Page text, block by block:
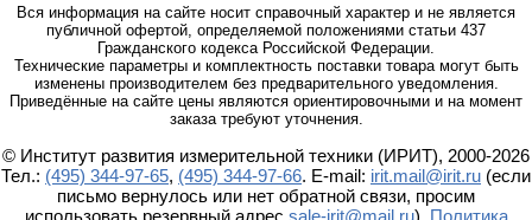
Вся информация на сайте носит справочный характер и не является
публичной офертой, определяемой положениями статьи 437
Гражданского кодекса Российской Федерации.
Технические параметры и комплектность поставки товара могут быть
изменены производителем без предварительного уведомления.
Приведённые на сайте цены являются ориентировочными и на момент
заказа требуют уточнения.
© Институт развития измерительной техники (ИРИТ), 2000-2026
Тел.: (495) 344-97-65, (495) 344-97-66. E-mail: irit.mail@irit.ru (если
письмо вернулось или нет обратной связи, просим
использовать резервный адрес sale-irit@mail.ru). Политика